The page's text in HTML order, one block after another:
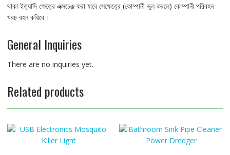
থাকা ইত্যাদি ক্ষেত্রে এক্সচেঞ্জ করা যাবে সেক্ষেত্রে (কোম্পানী ভুল করলে) কোম্পানী পরিবহন
খরচ বহন করিবে।
General Inquiries
There are no inquiries yet.
Related products